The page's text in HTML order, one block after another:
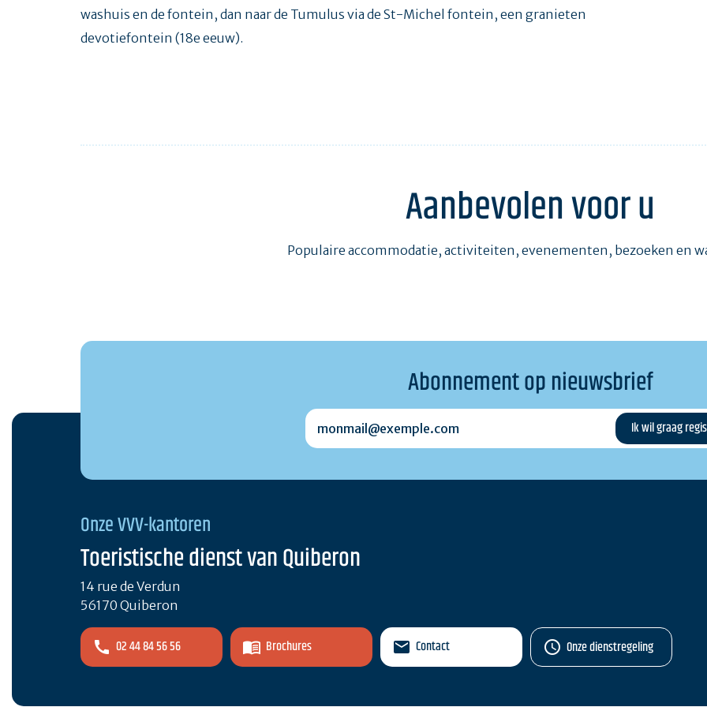
washuis en de fontein, dan naar de Tumulus via de St-Michel fontein, een granieten
devotiefontein (18e eeuw).
Aanbevolen voor u
Populaire accommodatie, activiteiten, evenementen, bezoeken en
Abonnement op nieuwsbrief
monmail@exemple.com
Onze VVV-kantoren
Toeristische dienst van Quiberon
14 rue de Verdun
56170 Quiberon
02 44 84 56 56 Brochures Contact Onze dienstregeling